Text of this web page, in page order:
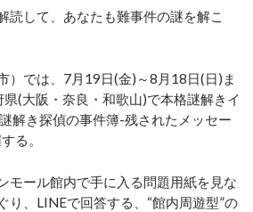
読して、あなたも難事件の謎を解こ
）では、7月19日(金)～8月18日(日)ま
(大阪・奈良・和歌山)で本格謎解きイ
解き探偵の事件簿-残されたメッセー
る。
モール館内で手に入る問題用紙を見な
り、LINEで回答する、“館内周遊型”の